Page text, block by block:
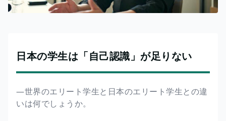
日本の学生は「自己認識」が足りない
―世界のエリート学生と日本のエリート学生との違
いは何でしょうか。